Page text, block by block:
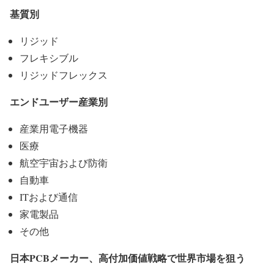
基質別
リジッド
フレキシブル
リジッドフレックス
エンドユーザー産業別
産業用電子機器
医療
航空宇宙および防衛
自動車
ITおよび通信
家電製品
その他
日本PCBメーカー、高付加価値戦略で世界市場を狙う